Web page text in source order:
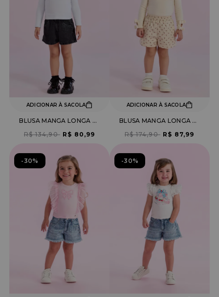
ADICIONAR À SACOLA
BLUSA MANGA LONGA CANELADA COM DETALHE DE URSINHO
R$ 134,90 R$ 80,99
ADICIONAR À SACOLA
BLUSA MANGA LONGA CANELADA
R$ 174,90 R$ 87,99
30% 30%